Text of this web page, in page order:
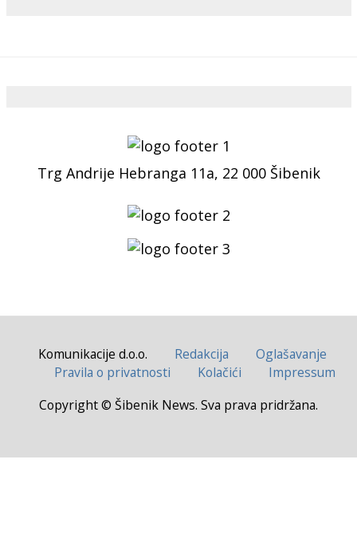
Trg Andrije Hebranga 11a, 22 000 Šibenik
Komunikacije d.o.o. Redakcija
Oglašavanje
Pravila o privatnosti
Kolačići
Impressum
Copyright © Šibenik News. Sva prava pridržana.